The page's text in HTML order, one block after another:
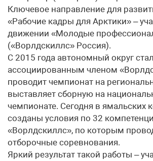
Ключевое направление для
«Рабочие кадры для Арктики» –
движении «Молодые
(«Ворлдскиллс» Россия).
С 2015 года автономный округ стал
ассоциированным членом
проводит чемпионат на
выставляет сборную на
чемпионате. Сегодня в ямальских
созданы условия по 32
«Ворлдскиллс», по которым
отборочные соревнования.
Яркий результат такой работы –